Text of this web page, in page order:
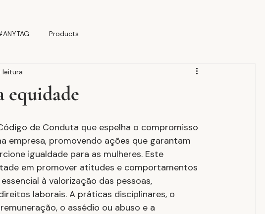
Products
equidade
leitura
de Conduta que espelha o compromisso
empresa, promovendo ações que garantam
igualdade para as mulheres. Este
em promover atitudes e comportamentos
à valorização das pessoas,
laborais. A práticas disciplinares, o
o assédio ou abuso e a